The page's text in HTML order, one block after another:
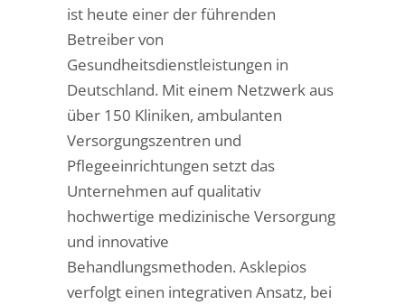
ist heute einer der führenden
Betreiber von
Gesundheitsdienstleistungen in
Deutschland. Mit einem Netzwerk aus
über 150 Kliniken, ambulanten
Versorgungszentren und
Pflegeeinrichtungen setzt das
Unternehmen auf qualitativ
hochwertige medizinische Versorgung
und innovative
Behandlungsmethoden. Asklepios
verfolgt einen integrativen Ansatz, bei